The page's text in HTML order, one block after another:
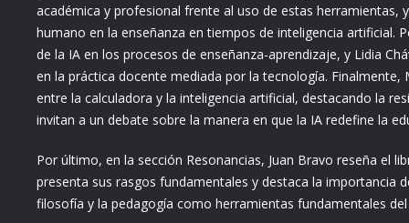
académica y profesional frente al uso de estas herramientas,
humano en la enseñanza en tiempos de inteligencia artificial.
de la IA en los procesos de enseñanza-aprendizaje, y Lidia
en la práctica docente mediada por la tecnología.
entre la calculadora y la inteligencia artificial, destacando la
invitan a un debate sobre la manera en que la IA redefine la
Por último, en la sección Resonancias, Juan Bravo reseña el
presenta sus rasgos fundamentales y destaca la importancia
filosofía y la pedagogía como herramientas fundamentales